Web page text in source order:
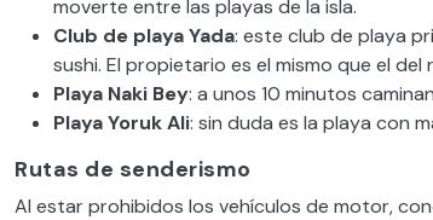
moverte entre las playas de la isla.
Club de playa Yada: este club de playa
sushi. El propietario es el mismo que el
Playa Naki Bey: a unos 10 minutos
Playa Yoruk Ali: sin duda es la playa con
Rutas de senderismo
Al estar prohibidos los vehículos de motor,